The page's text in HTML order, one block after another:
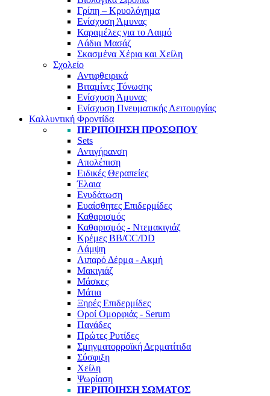
Γρίπη – Κρυολόγημα
Ενίσχυση Άμυνας
Καραμέλες για το Λαιμό
Λάδια Μασάζ
Σκασμένα Χέρια και Χείλη
Σχολείο
Αντιφθειρικά
Βιταμίνες Τόνωσης
Ενίσχυση Άμυνας
Ενίσχυση Πνευματικής Λειτουργίας
Καλλυντική Φροντίδα
ΠΕΡΙΠΟΊΗΣΗ ΠΡΟΣΏΠΟΥ
Sets
Αντιγήρανση
Απολέπιση
Ειδικές Θεραπείες
Έλαια
Ενυδάτωση
Ευαίσθητες Επιδερμίδες
Καθαρισμός
Καθαρισμός - Ντεμακιγιάζ
Κρέμες BB/CC/DD
Λάμψη
Λιπαρό Δέρμα - Ακμή
Μακιγιάζ
Μάσκες
Μάτια
Ξηρές Επιδερμίδες
Οροί Ομορφιάς - Serum
Πανάδες
Πρώτες Ρυτίδες
Σμηγματορροϊκή Δερματίτιδα
Σύσφιξη
Χείλη
Ψωρίαση
ΠΕΡΙΠΟΊΗΣΗ ΣΏΜΑΤΟΣ